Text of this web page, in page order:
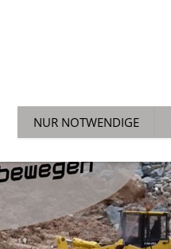
NUR NOTWENDIGE